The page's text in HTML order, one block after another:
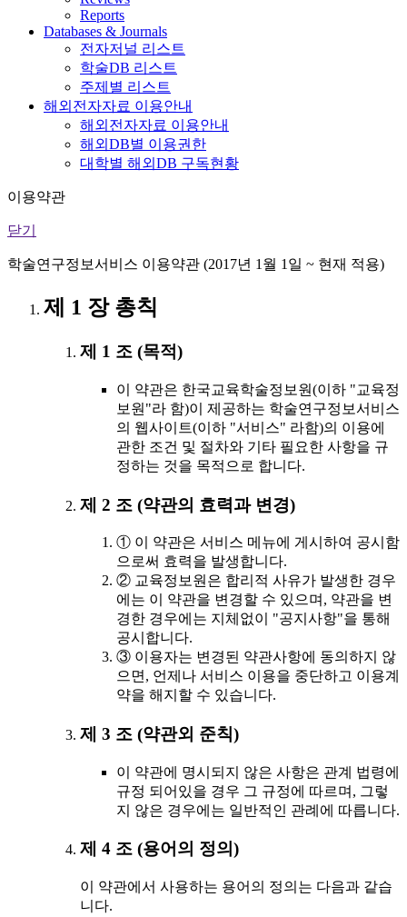
Reports
Databases & Journals
전자저널 리스트
학술DB 리스트
주제별 리스트
해외전자자료 이용안내
해외전자자료 이용안내
해외DB별 이용권한
대학별 해외DB 구독현황
이용약관
닫기
학술연구정보서비스 이용약관 (2017년 1월 1일 ~ 현재 적용)
제 1 장 총칙
제 1 조 (목적)
이 약관은 한국교육학술정보원(이하 "교육정
보원"라 함)이 제공하는 학술연구정보서비스
의 웹사이트(이하 "서비스" 라함)의 이용에
관한 조건 및 절차와 기타 필요한 사항을 규
정하는 것을 목적으로 합니다.
제 2 조 (약관의 효력과 변경)
① 이 약관은 서비스 메뉴에 게시하여 공시함
으로써 효력을 발생합니다.
② 교육정보원은 합리적 사유가 발생한 경우
에는 이 약관을 변경할 수 있으며, 약관을 변
경한 경우에는 지체없이 "공지사항"을 통해
공시합니다.
③ 이용자는 변경된 약관사항에 동의하지 않
으면, 언제나 서비스 이용을 중단하고 이용계
약을 해지할 수 있습니다.
제 3 조 (약관외 준칙)
이 약관에 명시되지 않은 사항은 관계 법령에
규정 되어있을 경우 그 규정에 따르며, 그렇
지 않은 경우에는 일반적인 관례에 따릅니다.
제 4 조 (용어의 정의)
이 약관에서 사용하는 용어의 정의는 다음과 같습
니다.